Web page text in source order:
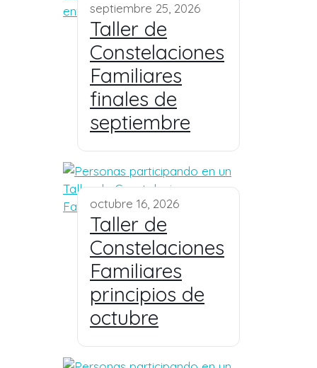
septiembre 25, 2026
Taller de
Constelaciones
Familiares
finales de
septiembre
octubre 16, 2026
Taller de
Constelaciones
Familiares
principios de
octubre